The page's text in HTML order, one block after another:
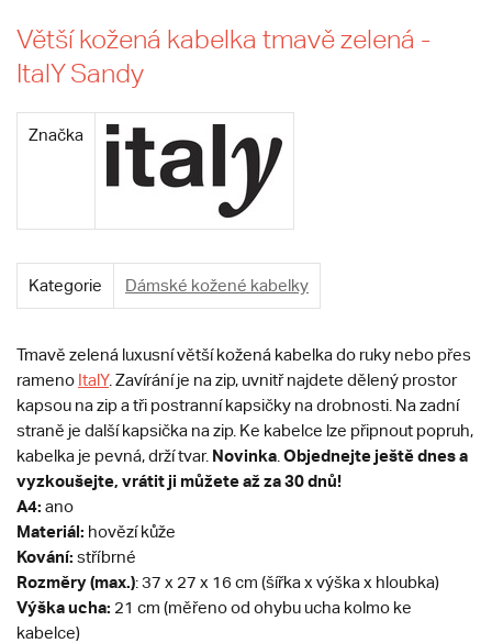
Větší kožená kabelka tmavě zelená -
ItalY Sandy
Značka
Kategorie Dámské kožené kabelky
Tmavě zelená luxusní větší kožená kabelka do ruky nebo přes
rameno ItalY. Zavírání je na zip, uvnitř najdete dělený prostor
kapsou na zip a tři postranní kapsičky na drobnosti. Na zadní
straně je další kapsička na zip. Ke kabelce lze připnout popruh,
kabelka je pevná, drží tvar. Novinka Objednejte ještě dnes a
vyzkoušejte, vrátit ji můžete až za 30 dnů!
A4: ano
Materiál: hovězí kůže
Kování: stříbrné
Rozměry (max.): 37 x 27 x 16 cm (šířka x výška x hloubka)
Výška ucha: 21 cm (měřeno od ohybu ucha kolmo ke
kabelce)